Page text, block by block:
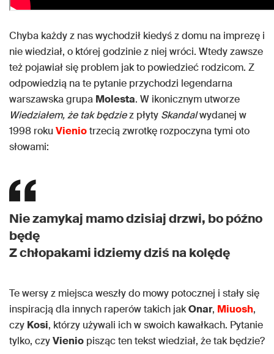
Chyba każdy z nas wychodził kiedyś z domu na imprezę i
nie wiedział, o której godzinie z niej wróci. Wtedy zawsze
też pojawiał się problem jak to powiedzieć rodzicom. Z
odpowiedzią na te pytanie przychodzi legendarna
warszawska grupa Molesta. W ikonicznym utworze
Wiedziałem, że tak będziez płyty Skandalwydanej w
1998 roku Vieniotrzecią zwrotkę rozpoczyna tymi oto
słowami:
Nie zamykaj mamo dzisiaj drzwi, bo późno
będę
Z chłopakami idziemy dziś na kolędę
Te wersy z miejsca weszły do mowy potocznej i stały się
inspiracją dla innych raperów takich jakOnar, Miuosh,
czy Kosi, którzy używali ich w swoich kawałkach. Pytanie
tylko, czyVienio pisząc ten tekst wiedział, że tak będzie?